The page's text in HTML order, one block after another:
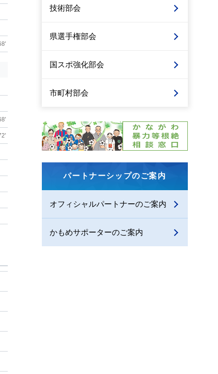
技術部会
県選手権部会
国スポ強化部会
市町村部会
パートナーシップのご案内
オフィシャルパートナーのご案内
かもめサポーターのご案内